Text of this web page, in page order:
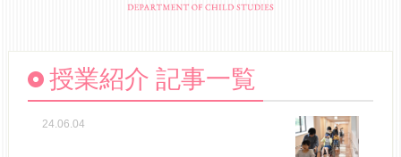
授業紹介 記事一覧
24.06.04